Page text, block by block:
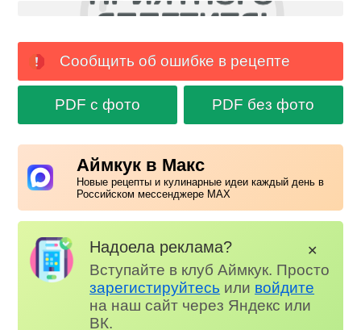
Сообщить об ошибке в рецепте
PDF с фото PDF без фото
Аймкук в Макс
Новые рецепты и кулинарные идеи каждый день в
Российском мессенджере MAX
Надоела реклама?
Вступайте в клуб Аймкук. Просто
зарегистируйтесь или войдите
на наш сайт через Яндекс или
ВК.
✕